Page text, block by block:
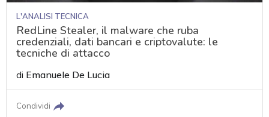
L'ANALISI TECNICA
RedLine Stealer, il malware che ruba
credenziali, dati bancari e criptovalute: le
tecniche di attacco
di Emanuele De Lucia
Condividi